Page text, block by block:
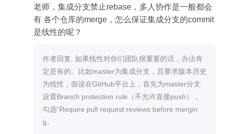
老师，集成分支禁止rebase，多人协作是一般都会
有 各个仓库的merge，怎么保证集成分支的commit
是线性的呢？
作者回复: 如果线性对你们团队很重要的话，办法肯
定是有的。比如master为集成分支，且要求版本历史
为线性，假设在GitHub平台上，首先为master分支
设置Branch protection rule（不允许直接push），
勾选“Require pull request reviews before mergin
g。